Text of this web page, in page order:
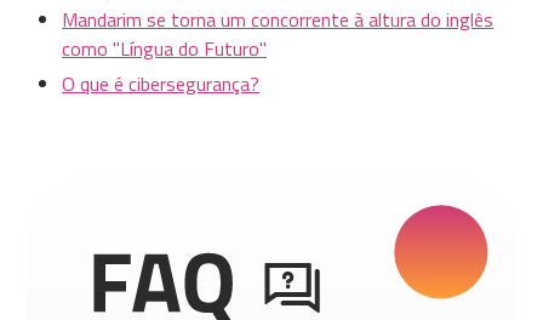
Mandarim se torna um concorrente à altura do inglês
como "Língua do Futuro"
O que é cibersegurança?